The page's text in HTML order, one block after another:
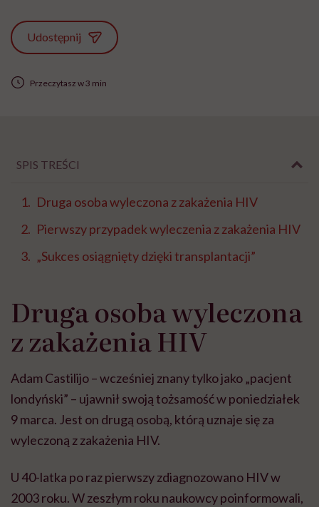
Udostępnij
Przeczytasz w 3 min
SPIS TREŚCI
Druga osoba wyleczona z zakażenia HIV
Pierwszy przypadek wyleczenia z zakażenia HIV
„Sukces osiągnięty dzięki transplantacji”
Druga osoba wyleczona
z zakażenia HIV
Adam Castilijo – wcześniej znany tylko jako „pacjent
londyński” – ujawnił swoją tożsamość w poniedziałek
9 marca. Jest on drugą osobą, którą uznaje się za
wyleczoną z zakażenia HIV.
U 40-latka po raz pierwszy zdiagnozowano HIV w
2003 roku. W zeszłym roku naukowcy poinformowali,